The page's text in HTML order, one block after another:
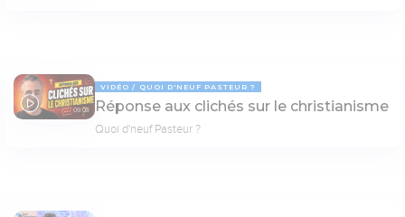
09:03
VIDÉO QUOI D'NEUF PASTEUR ?
Réponse aux clichés sur le christianisme
Quoi d'neuf Pasteur ?